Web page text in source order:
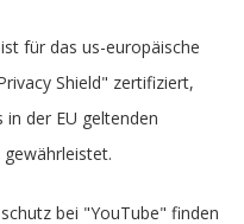
für das us-europäische
Shield" zertifiziert,
in der EU geltenden
bei "YouTube" finden